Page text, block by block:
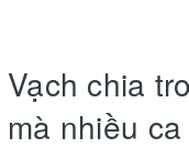
Vạch chia
mà nhiều